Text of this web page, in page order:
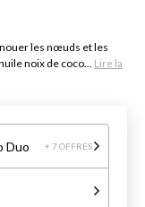
les nœuds et les
noix de coco... Lire la
Duo + 7 OFFRES